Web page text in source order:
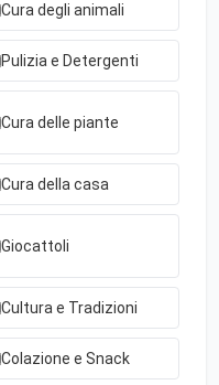
Cura degli animali
Pulizia e Detergenti
Cura delle piante
Cura della casa
Giocattoli
Cultura e Tradizioni
Colazione e Snack